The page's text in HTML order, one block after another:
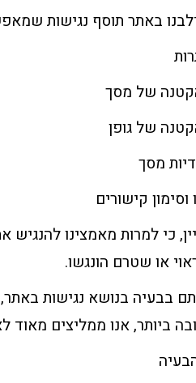
באתר תוסף נגישות
של מסך
של גופן
מסך
קישורים
כי למרות מאמצינו
או שטרם הונגשו.
בבעיה בנושא נגישות
ביותר, אנו ממליצים מאוד